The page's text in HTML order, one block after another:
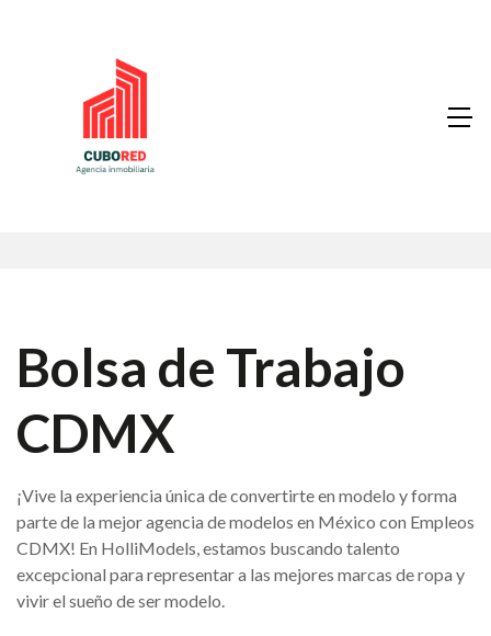
Bolsa de Trabajo
CDMX
¡Vive la experiencia única de convertirte en modelo y forma
parte de la mejor agencia de modelos en México con Empleos
CDMX! En HolliModels, estamos buscando talento
excepcional para representar a las mejores marcas de ropa y
vivir el sueño de ser modelo.